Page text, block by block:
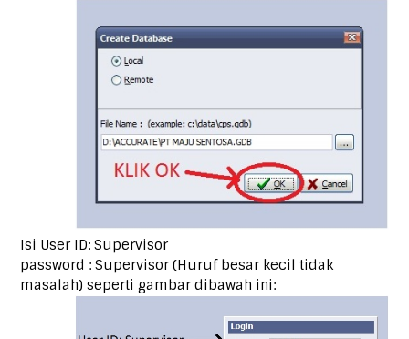
Isi User ID: Supervisor
password : Supervisor (Huruf besar kecil tidak
masalah) seperti gambar dibawah ini: